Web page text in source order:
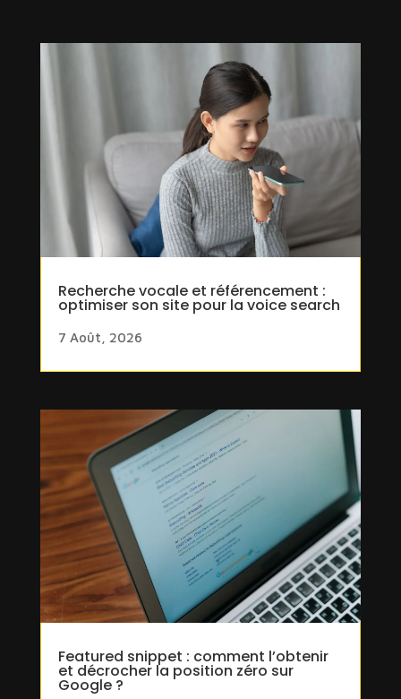
Recherche vocale et référencement :
optimiser son site pour la voice search
7 Août, 2026
Featured snippet : comment l’obtenir
et décrocher la position zéro sur
Google ?